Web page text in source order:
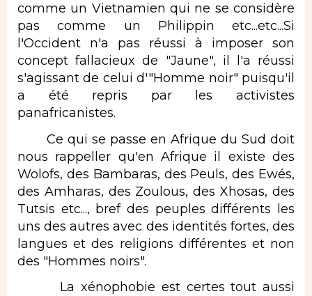
comme un Vietnamien qui ne se considère
pas comme un Philippin etc...etc...Si
l'Occident n'a pas réussi à imposer son
concept fallacieux de "Jaune", il l'a réussi
s'agissant de celui d'"Homme noir" puisqu'il
a été repris par les activistes
panafricanistes.
Ce qui se passe en Afrique du Sud doit
nous rappeller qu'en Afrique il existe des
Wolofs, des Bambaras, des Peuls, des Ewés,
des Amharas, des Zoulous, des Xhosas, des
Tutsis etc..., bref des peuples différents les
uns des autres avec des identités fortes, des
langues et des religions différentes et non
des "Hommes noirs".
La xénophobie est certes tout aussi